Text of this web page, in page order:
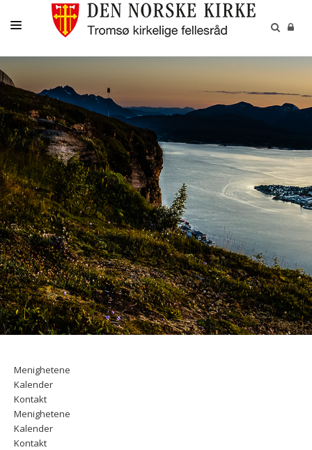
AKTIVITETER OG KONSERTER
DÅP
KONFIRMASJON
VIGSEL
GRAVFERD
KONTAKT
Menighetene
Kalender
Kontakt
Menighetene
Kalender
Kontakt